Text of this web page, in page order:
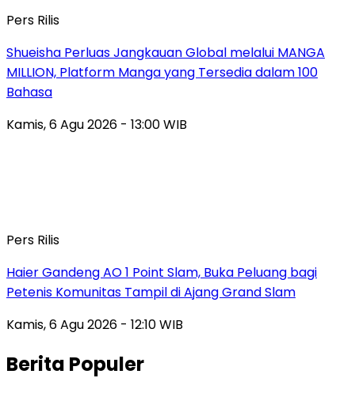
Pers Rilis
Shueisha Perluas Jangkauan Global melalui MANGA
MILLION, Platform Manga yang Tersedia dalam 100
Bahasa
Kamis, 6 Agu 2026 - 13:00 WIB
Pers Rilis
Haier Gandeng AO 1 Point Slam, Buka Peluang bagi
Petenis Komunitas Tampil di Ajang Grand Slam
Kamis, 6 Agu 2026 - 12:10 WIB
Berita Populer